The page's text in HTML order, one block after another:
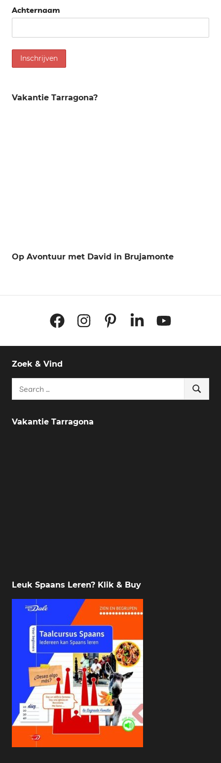
Achternaam
Vakantie Tarragona?
Op Avontuur met David in Brujamonte
FacebookInstagramPinterestLinkedInYouTube
Zoek & Vind
Search
Vakantie Tarragona
Leuk Spaans Leren? Klik & Buy